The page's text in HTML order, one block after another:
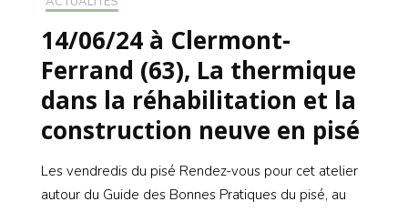
14/06/24 à Clermont-
Ferrand (63), La thermique
dans la réhabilitation et la
construction neuve en pisé
Les vendredis du pisé Rendez-vous pour cet atelier
autour du Guide des Bonnes Pratiques du pisé, au